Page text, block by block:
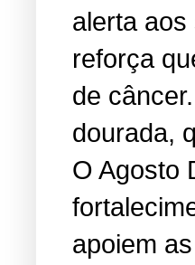
alerta
reforça
de
dourada,
O Agosto
apoiem